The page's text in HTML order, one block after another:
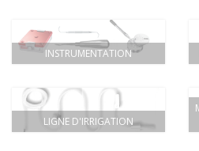
INSTRUMENTATION
LIGNE D'IRRIGATION